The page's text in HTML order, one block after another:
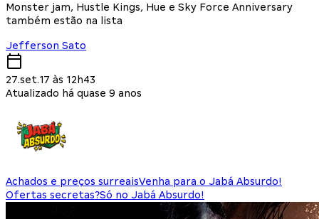
Monster jam, Hustle Kings, Hue e Sky Force Anniversary
também estão na lista
Jefferson Sato
27.set.17 às 12h43
Atualizado há quase 9 anos
Achados e preços surreaisVenha para o Jabá Absurdo!
Ofertas secretas?Só no Jabá Absurdo!